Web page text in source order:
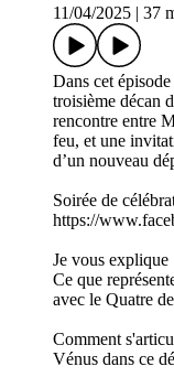
11/04/2025
37
Dans cet
troisième décan
rencontre entre
feu, et une
d’un nouveau
Soirée de
https://
Je vous explique
Ce que
avec le Quatre
Comment
Vénus dans ce